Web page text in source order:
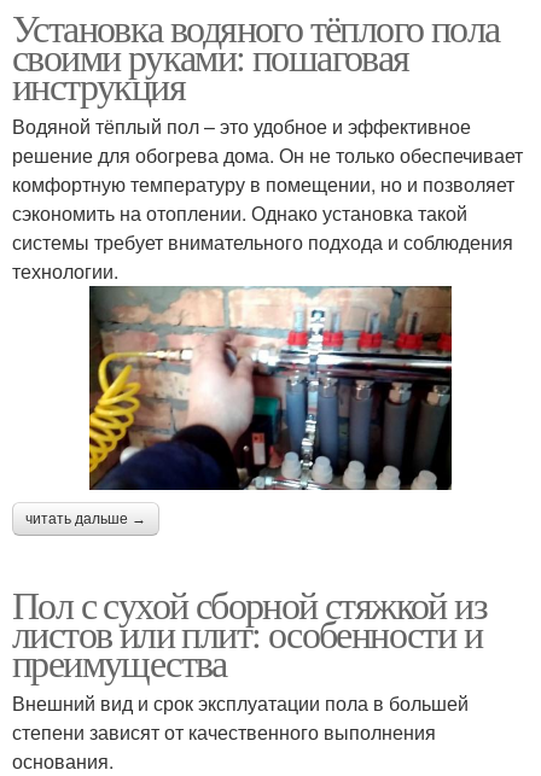
Установка водяного тёплого пола
своими руками: пошаговая
инструкция
Водяной тёплый пол – это удобное и эффективное
решение для обогрева дома. Он не только обеспечивает
комфортную температуру в помещении, но и позволяет
сэкономить на отоплении. Однако установка такой
системы требует внимательного подхода и соблюдения
технологии.
читать дальше →
Пол с сухой сборной стяжкой из
листов или плит: особенности и
преимущества
Внешний вид и срок эксплуатации пола в большей
степени зависят от качественного выполнения
основания.